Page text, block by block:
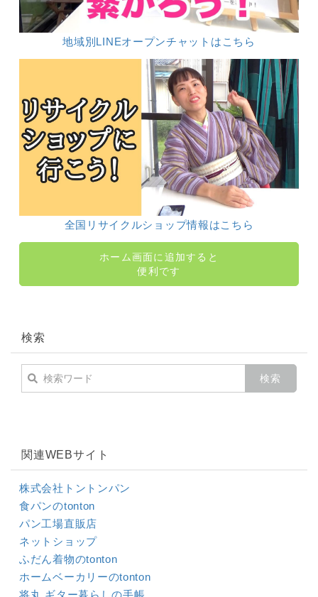
地域別LINEオープンチャットはこちら
全国リサイクルショップ情報はこちら
ホーム画面に追加すると
便利です
検索
関連WEBサイト
株式会社トントンパン
食パンのtonton
パン工場直販店
ネットショップ
ふだん着物のtonton
ホームベーカリーのtonton